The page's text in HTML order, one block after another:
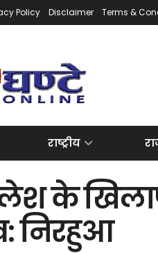
Policy Disclaimer Terms &
राष्ट्रीय
के
निरहुआ